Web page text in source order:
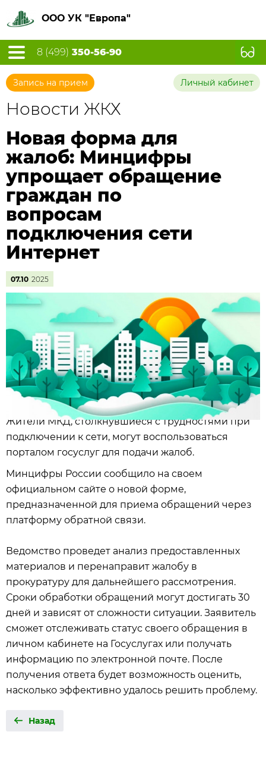
ООО УК "Европа"
8 (499) 350-56-90
Запись на прием Личный кабинет
Новости ЖКХ
Новая форма для
жалоб: Минцифры
упрощает обращение
граждан по
вопросам
подключения сети
Интернет
07.10 2025
Жители МКД, столкнувшиеся с трудностями при
подключении к сети, могут воспользоваться
порталом госуслуг для подачи жалоб.
Минцифры России сообщило на своем
официальном сайте о новой форме,
предназначенной для приема обращений через
платформу обратной связи.
Ведомство проведет анализ предоставленных
материалов и перенаправит жалобу в
прокуратуру для дальнейшего рассмотрения.
Сроки обработки обращений могут достигать 30
дней и зависят от сложности ситуации. Заявитель
сможет отслеживать статус своего обращения в
личном кабинете на Госуслугах или получать
информацию по электронной почте. После
получения ответа будет возможность оценить,
насколько эффективно удалось решить проблему.
Назад